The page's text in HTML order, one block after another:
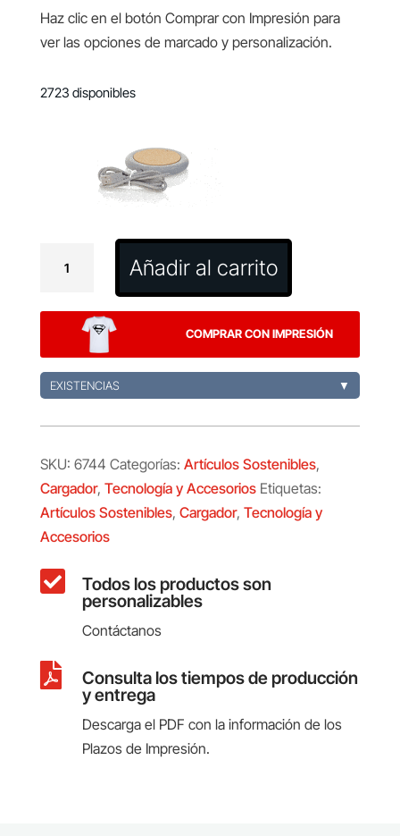
Haz clic en el botón Comprar con Impresión para
ver las opciones de marcado y personalización.
2723 disponibles
Normux
Añadir al carrito
COMPRAR CON IMPRESIÓN
EXISTENCIAS ▼
SKU: 6744 Categorías: Artículos Sostenibles,
Cargador, Tecnología y Accesorios Etiquetas:
Artículos Sostenibles, Cargador, Tecnología y
Accesorios
 Todos los productos son
personalizables
Contáctanos
 Consulta los tiempos de producción
y entrega
Descarga el PDF con la información de los
Plazos de Impresión.